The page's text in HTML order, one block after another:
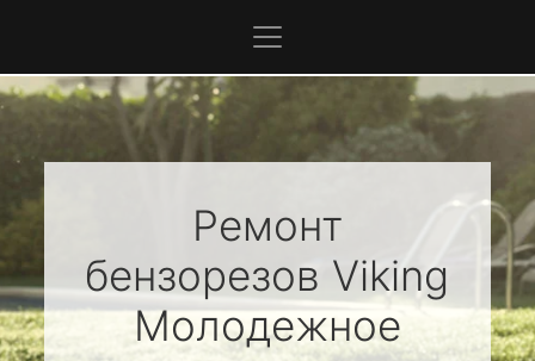
Ремонт
бензорезов Viking
Молодежное